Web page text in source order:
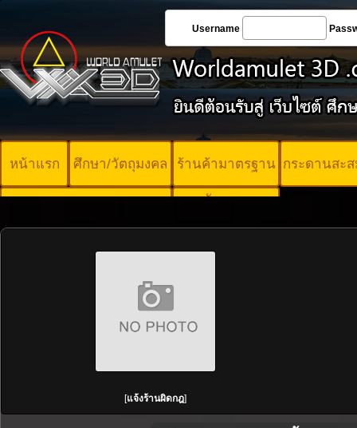
Username
หน้าแรก ศึกษา/วัตถุมงคล ร้านค้ามาตรฐาน กระดานสะ
บัตรพระ
[แจ้งร้านผิดกฎ]